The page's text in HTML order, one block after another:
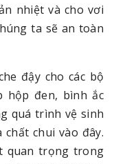
nhiệt và cho vơi
ta sẽ an toàn
đậy cho các bộ
hộp đen, bình ắc
quá trình vệ sinh
chui vào đây.
quan trọng trong